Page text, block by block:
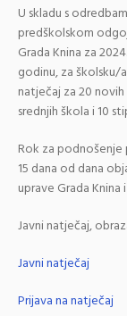
U skladu s
predškolskom
Grada Knina za
godinu, za školsku/
natječaj za 20
srednjih škola i 10
Rok za
15 dana od dana
uprave Grada
Javni natječaj,
Javni natječaj
Prijava na natječaj